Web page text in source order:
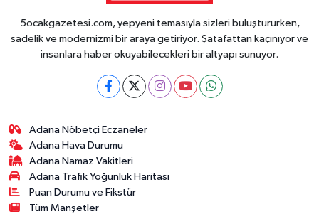
5ocakgazetesi.com, yepyeni temasıyla sizleri buluştururken,
sadelik ve modernizmi bir araya getiriyor. Şatafattan kaçınıyor ve
insanlara haber okuyabilecekleri bir altyapı sunuyor.
Adana Nöbetçi Eczaneler
Adana Hava Durumu
Adana Namaz Vakitleri
Adana Trafik Yoğunluk Haritası
Puan Durumu ve Fikstür
Tüm Manşetler